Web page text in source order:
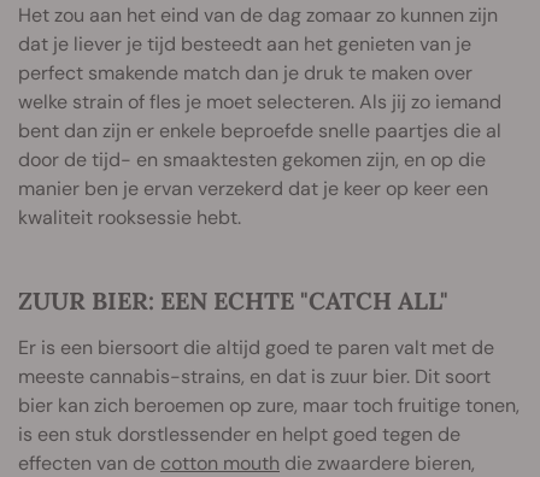
Het zou aan het eind van de dag zomaar zo kunnen zijn
dat je liever je tijd besteedt aan het genieten van je
perfect smakende match dan je druk te maken over
welke strain of fles je moet selecteren. Als jij zo iemand
bent dan zijn er enkele beproefde snelle paartjes die al
door de tijd- en smaaktesten gekomen zijn, en op die
manier ben je ervan verzekerd dat je keer op keer een
kwaliteit rooksessie hebt.
ZUUR BIER: EEN ECHTE "CATCH ALL"
Er is een biersoort die altijd goed te paren valt met de
meeste cannabis-strains, en dat is zuur bier. Dit soort
bier kan zich beroemen op zure, maar toch fruitige tonen,
is een stuk dorstlessender en helpt goed tegen de
effecten van de cotton mouth die zwaardere bieren,